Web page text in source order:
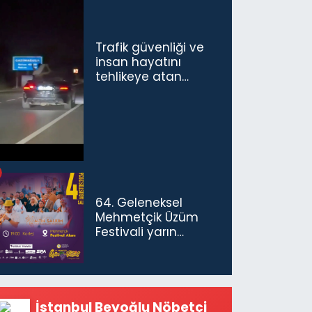
Trafik güvenliği ve
insan hayatını
tehlikeye atan
64. Geleneksel
Mehmetçik Üzüm
Festivali yarın
İstanbul Beyoğlu Nöbetçi